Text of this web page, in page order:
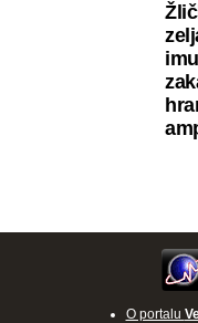
O portalu